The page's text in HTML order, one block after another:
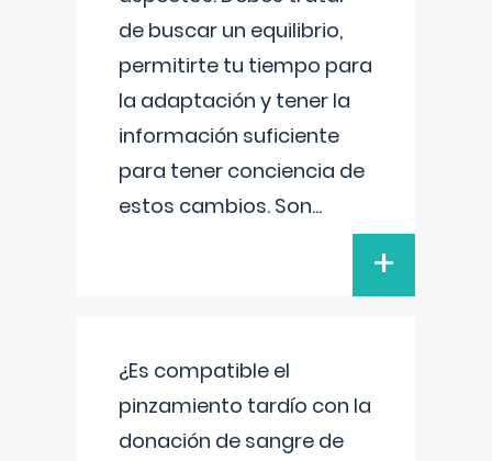
de buscar un equilibrio,
permitirte tu tiempo para
la adaptación y tener la
información suficiente
para tener conciencia de
estos cambios. Son...
+
¿Es compatible el
pinzamiento tardío con la
donación de sangre de